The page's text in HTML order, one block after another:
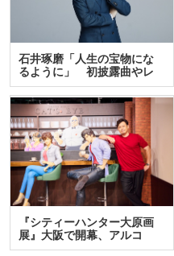
石井琢磨「人生の宝物にな
るように」 初披露曲やレ
ア…
『シティーハンター大原画
展』大阪で開幕、アルコ
＆…